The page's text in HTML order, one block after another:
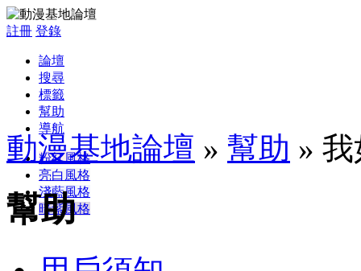
註冊 登錄
論壇
搜尋
標籤
幫助
導航
粉紅風格
亮白風格
淺藍風格
暗紫風格
動漫基地論壇 » 幫助 »
幫助